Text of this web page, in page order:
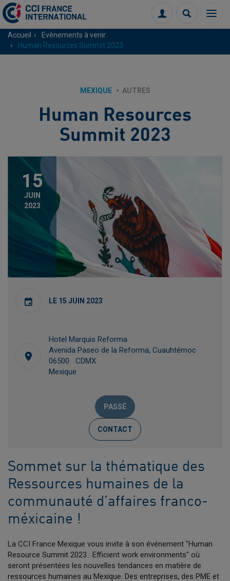
Menu
Connexion
Accueil
Evènements à venir
Human Resources Summit 2023
MEXIQUE AUTRES
Human Resources
Summit 2023
15
JUIN
2023
LE 15 JUIN 2023
Hotel Marquis Reforma
Avenida Paseo de la Reforma, Cuauhtémoc
06500 CDMX
Mexique
PASSÉ
CONTACT
Sommet sur la thématique des
Ressources humaines de la
communauté d’affaires franco-
méxicaine !
La CCI France Mexique vous invite à son événement "Human
Resource Summit 2023 : Efficient work environments" où
seront présentées les nouvelles tendances en matière de
ressources humaines au Mexique. Des entreprises, des PME et